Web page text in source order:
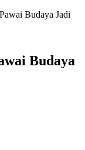
Budaya Jadi
Budaya